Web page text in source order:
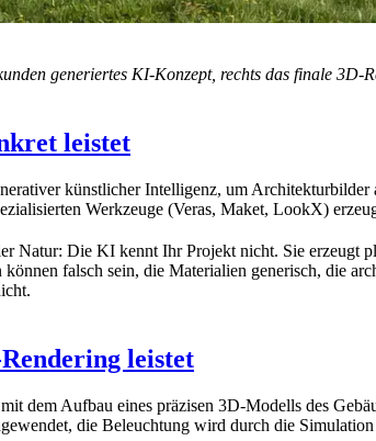
generiertes KI-Konzept, rechts das finale 3D-
leistet
künstlicher Intelligenz, um
Werkzeuge (Veras, Maket, LookX)
Natur: Die KI kennt Ihr Projekt nicht. Sie
können falsch sein, die Materialien generisch, die
leistet
dem Aufbau eines präzisen 3D-Modells des
die Beleuchtung wird durch die